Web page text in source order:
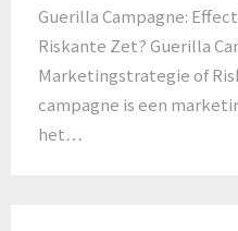
Guerilla Campagne:
Riskante Zet? Guerilla
Marketingstrategie of
campagne is een
het…